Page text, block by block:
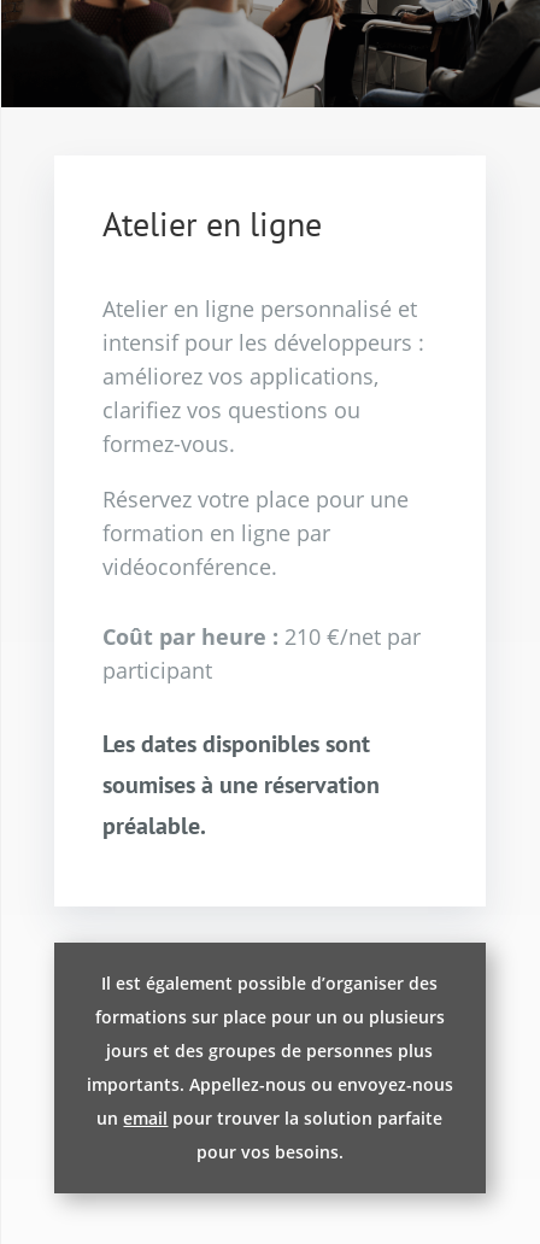
Atelier en ligne
Atelier en ligne personnalisé et
intensif pour les développeurs :
améliorez vos applications,
clarifiez vos questions ou
formez-vous.
Réservez votre place pour une
formation en ligne par
vidéoconférence.
Coût par heure : 210 €/net par
participant
Les dates disponibles sont
soumises à une réservation
préalable.
Il est également possible d’organiser des
formations sur place pour un ou plusieurs
jours et des groupes de personnes plus
importants. Appellez-nous ou envoyez-nous
unemail pour trouver la solution parfaite
pour vos besoins.